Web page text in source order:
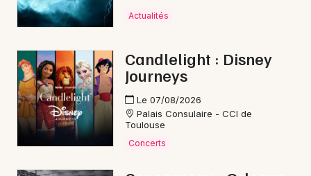
Artistes en tournée
Actualités
Magazine
Actualités
Candlelight : Disney
Journeys
Le 07/08/2026
Palais Consulaire - CCI de
Toulouse
Concerts